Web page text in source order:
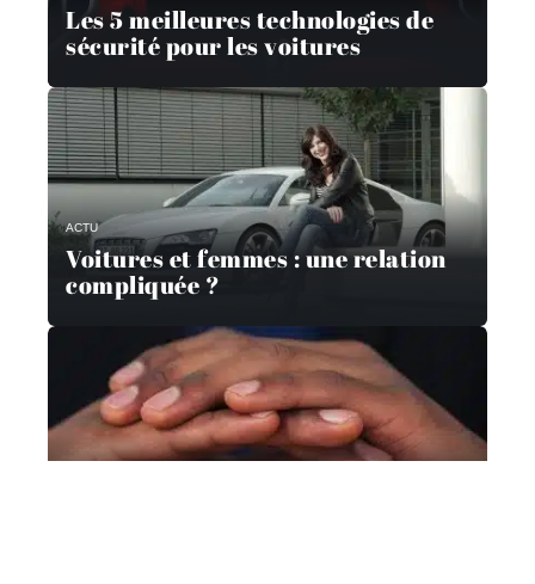
Les 5 meilleures technologies de
sécurité pour les voitures
ACTU
Voitures et femmes : une relation
compliquée ?